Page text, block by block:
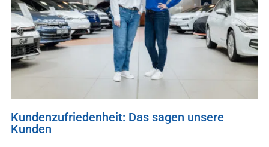
Kundenzufriedenheit: Das sagen unsere
Kunden